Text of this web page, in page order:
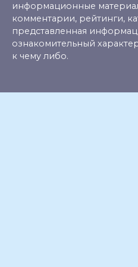
информационные
комментарии, рейтинги,
представленная
ознакомительный
к чему либо.